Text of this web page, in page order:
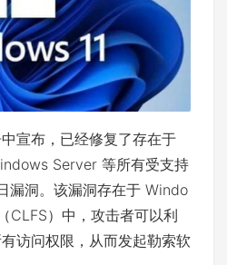
宣布，已经修复了存在于
Server 等所有受支持
漏洞。该漏洞存在于 Windo
CLFS）中，攻击者可以利
访问权限，从而发起勒索软